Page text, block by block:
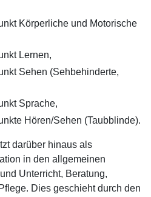
Körperliche und Motorische
Lernen,
Sehen (Sehbehinderte,
Sprache,
Hören/Sehen (Taubblinde).
darüber hinaus als
in den allgemeinen
Unterricht, Beratung,
Dies geschieht durch den